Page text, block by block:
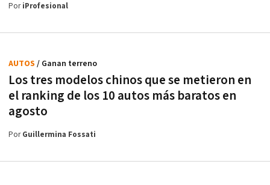
PoriProfesional
Los tres modelos chinos que se metieron en
el ranking de los 10 autos más baratos en
agosto
AUTOS / Ganan terreno
PorGuillermina Fossati